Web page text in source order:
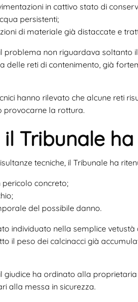
in cattivo stato di
persistenti;
di materiale già distaccate e
problema non riguardava
delle reti di contenimento, già
hanno rilevato che alcune reti
provocarne la rottura.
il Tribunale
tecniche, il Tribunale ha
pericolo concreto;
del possibile danno.
individuato nella semplice
il peso dei calcinacci già
giudice ha ordinato alla
alla messa in sicurezza.